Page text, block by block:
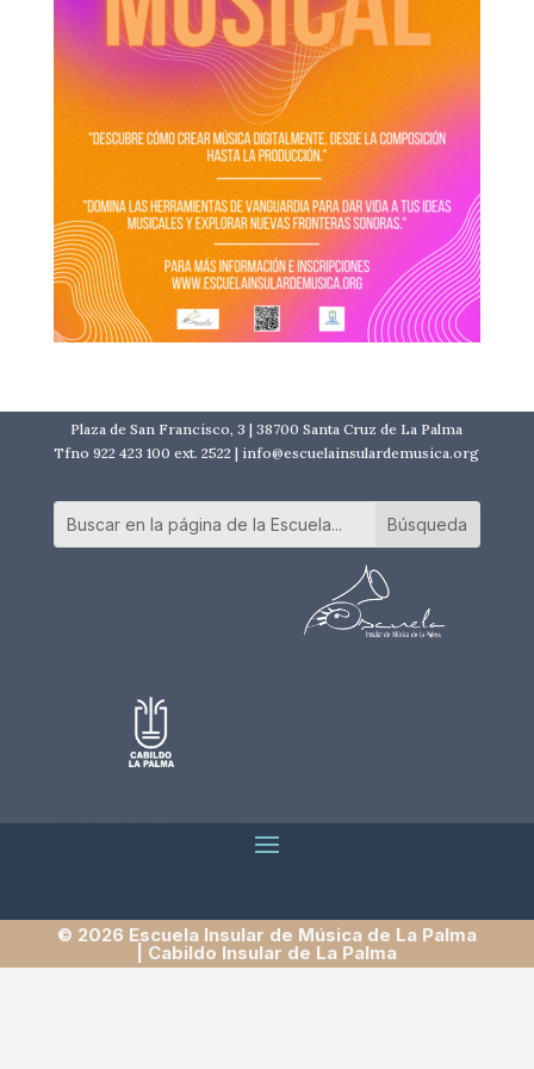
Plaza de San Francisco, 3 | 38700 Santa Cruz de La Palma
Tfno 922 423 100 ext. 2522 | info@escuelainsulardemusica.org
© 2026 Escuela Insular de Música de La Palma
| Cabildo Insular de La Palma